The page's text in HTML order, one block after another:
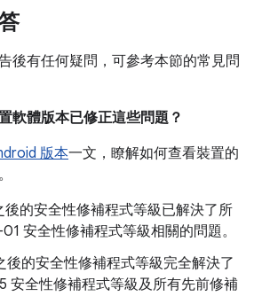
後有任何疑問，可參考本節的常見問
軟體版本已修正這些問題？
版本一文，瞭解如何查看裝置的
的安全性修補程式等級已解決了所
安全性修補程式等級相關的問題。
的安全性修補程式等級完全解決了
全性修補程式等級及所有先前修補